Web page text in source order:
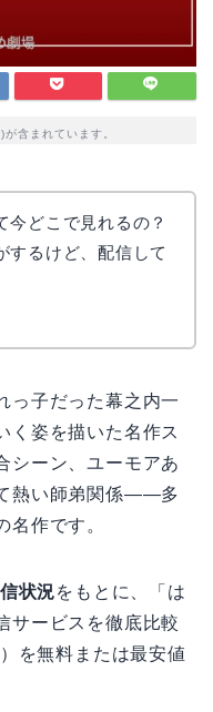
含まれています。
今どこで見れるの？
するけど、配信して
っ子だった幕之内一
く姿を描いた名作ス
シーン、ユーモアあ
熱い師弟関係――多
名作です。
状況をもとに、「は
サービスを徹底比較
を無料または最安値